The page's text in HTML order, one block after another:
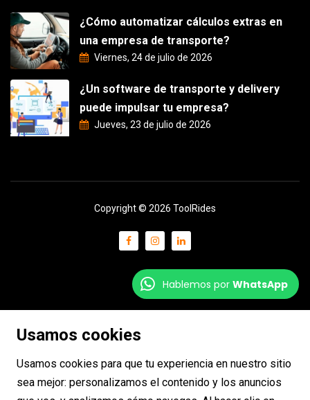
¿Cómo automatizar cálculos extras en
una empresa de transporte?
Viernes, 24 de julio de 2026
¿Un software de transporte y delivery
puede impulsar tu empresa?
Jueves, 23 de julio de 2026
Copyright © 2026 ToolRides
Hablemos por WhatsApp
Usamos cookies
Usamos cookies para que tu experiencia en nuestro sitio
sea mejor: personalizamos el contenido y los anuncios